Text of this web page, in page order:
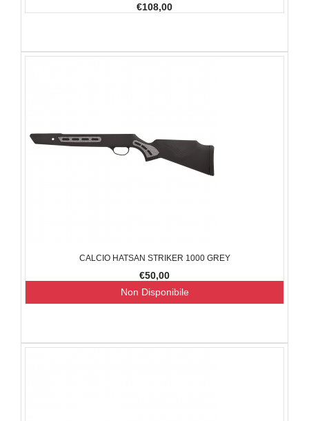
€108,00
CALCIO HATSAN STRIKER 1000 GREY
€50,00
Non Disponibile